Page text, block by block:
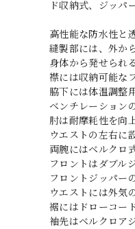
ド収納式、ジッパ
高性能な防水性と
縫製部には、外か
身体から発せられ
襟には収納可能な
脇下には体温調整
ベンチレーション
肘は耐摩耗性を向
ウエストの左右に
両腕にはベルクロ
フロントはダブル
フロントジッパー
ウエストには外気
裾にはドローコー
袖先はベルクロア